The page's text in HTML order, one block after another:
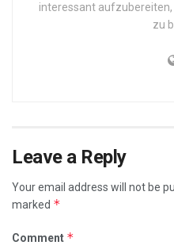
interessant
zu
Leave a Reply
Your email address will not be
marked *
Comment *